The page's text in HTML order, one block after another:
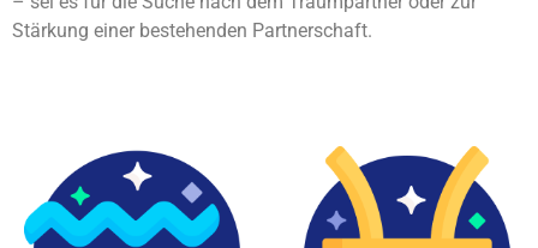
Stärkung einer bestehenden Partnerschaft.